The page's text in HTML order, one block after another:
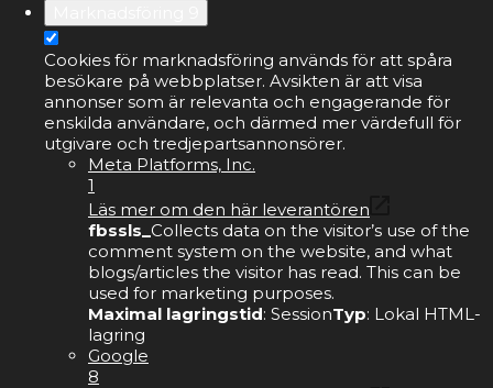
Cookies för marknadsföring används för att spåra
besökare på webbplatser. Avsikten är att visa
annonser som är relevanta och engagerande för
enskilda användare, och därmed mer värdefull för
utgivare och tredjepartsannonsörer.
Meta Platforms, Inc.
1
Läs mer om den här leverantören
fbssls_ Collects data on the visitor’s use of the
comment system on the website, and what
blogs/articles the visitor has read. This can be
used for marketing purposes.
Maximal lagringstid: SessionTyp: Lokal HTML-
lagring
Google
8